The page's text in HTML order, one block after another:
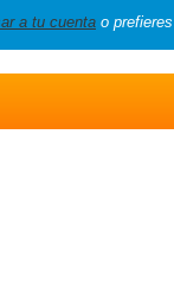
a tu cuenta o prefieres